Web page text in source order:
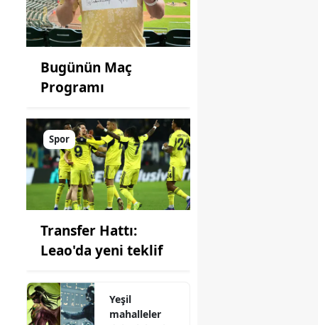
Bugünün Maç
Programı
Spor
Transfer Hattı:
Leao'da yeni teklif
Yeşil
mahalleler